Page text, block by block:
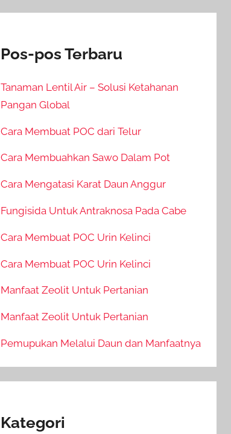
Pos-pos Terbaru
Tanaman Lentil Air – Solusi Ketahanan
Pangan Global
Cara Membuat POC dari Telur
Cara Membuahkan Sawo Dalam Pot
Cara Mengatasi Karat Daun Anggur
Fungisida Untuk Antraknosa Pada Cabe
Cara Membuat POC Urin Kelinci
Cara Membuat POC Urin Kelinci
Manfaat Zeolit Untuk Pertanian
Manfaat Zeolit Untuk Pertanian
Pemupukan Melalui Daun dan Manfaatnya
Kategori